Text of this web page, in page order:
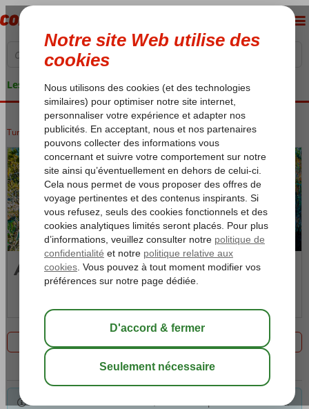
Les garanties de vacances
Turquie Côte Égéenne Marmaris Akyaka
Akyaka
Pour les critères sélectionnés, nous avons pas le choix. Astuce: